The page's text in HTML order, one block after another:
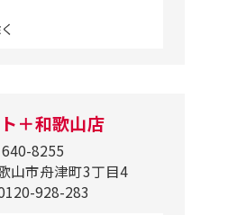
＋和歌山店
8255
山市舟津町3丁目4
928-283